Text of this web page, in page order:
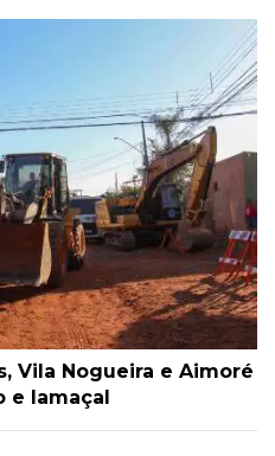
Vila Nogueira e Aimoré
e lamaçal